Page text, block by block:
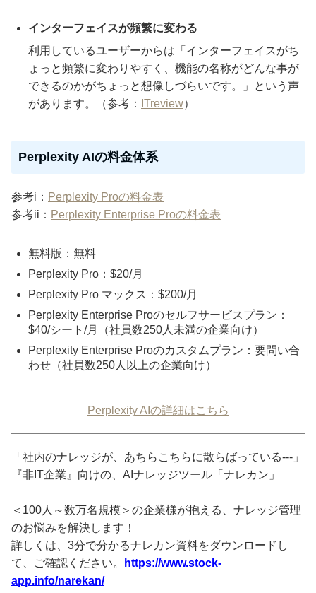
インターフェイスが頻繁に変わる
利用しているユーザーからは「インターフェイスがち
ょっと頻繁に変わりやすく、機能の名称がどんな事が
できるのかがちょっと想像しづらいです。」という声
があります。（参考：
ITreview）
Perplexity AIの料金体系
参考i： Perplexity Proの料金表
参考ii： Perplexity Enterprise Proの料金表
無料版：無料
Perplexity Pro：$20/月
Perplexity Pro マックス：$200/月
Perplexity Enterprise Proのセルフサービスプラン：
$40/シート/月（社員数250人未満の企業向け）
Perplexity Enterprise Proのカスタムプラン：要問い合
わせ（社員数250人以上の企業向け）
Perplexity AIの詳細はこちら
「社内のナレッジが、あちらこちらに散らばっている---」
『非IT企業』向けの、AIナレッジツール「ナレカン」
＜100人～数万名規模＞の企業様が抱える、ナレッジ管理
のお悩みを解決します！
詳しくは、3分で分かるナレカン資料をダウンロードし
て、ご確認ください。
https://www.stock-
app.info/narekan/